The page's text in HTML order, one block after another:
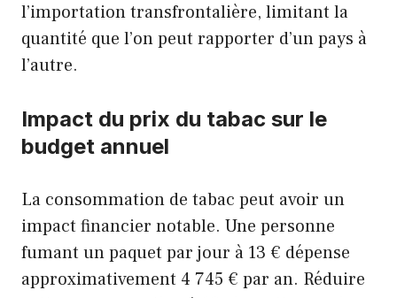
l’importation transfrontalière, limitant la
quantité que l’on peut rapporter d’un pays à
l’autre.
Impact du prix du tabac sur le
budget annuel
La consommation de tabac peut avoir un
impact financier notable. Une personne
fumant un paquet par jour à 13 € dépense
approximativement 4 745 € par an. Réduire